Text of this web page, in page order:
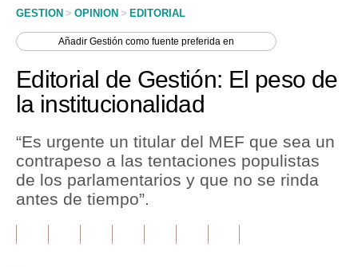
Economía
Política
GESTION > OPINION > EDITORIAL
AñadirGestión como fuente preferida en
Editorial de Gestión: El peso de
la institucionalidad
“Es urgente un titular del MEF que sea un
contrapeso a las tentaciones populistas
de los parlamentarios y que no se rinda
antes de tiempo”.